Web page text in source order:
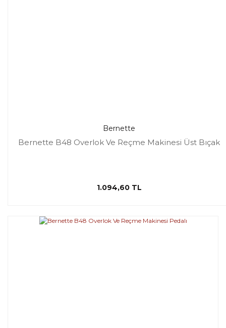
Bernette
Bernette B48 Overlok Ve Reçme Makinesi Üst Bıçak
1.094,60 TL